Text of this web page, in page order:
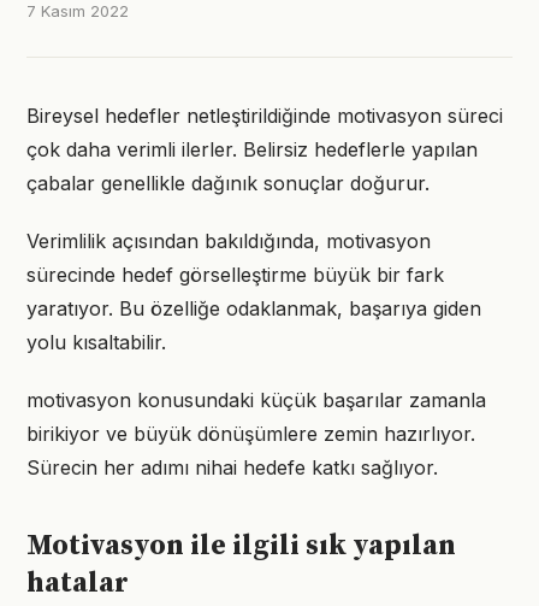
7 Kasım 2022
Bireysel hedefler netleştirildiğinde motivasyon süreci
çok daha verimli ilerler. Belirsiz hedeflerle yapılan
çabalar genellikle dağınık sonuçlar doğurur.
Verimlilik açısından bakıldığında, motivasyon
sürecinde hedef görselleştirme büyük bir fark
yaratıyor. Bu özelliğe odaklanmak, başarıya giden
yolu kısaltabilir.
motivasyon konusundaki küçük başarılar zamanla
birikiyor ve büyük dönüşümlere zemin hazırlıyor.
Sürecin her adımı nihai hedefe katkı sağlıyor.
Motivasyon ile ilgili sık yapılan
hatalar